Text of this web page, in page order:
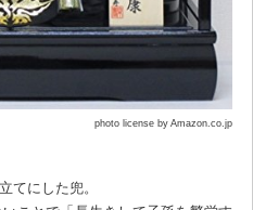
photo license by Amazon.co.jp
てにした兜。